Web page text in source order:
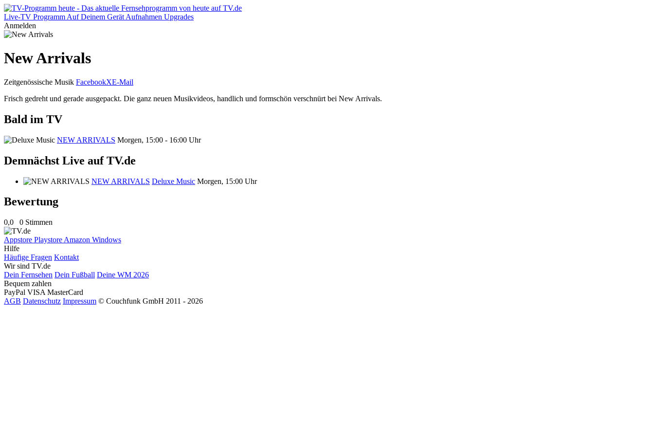
Live-TV Programm Auf Deinem Gerät Aufnahmen Upgrades
Anmelden
New Arrivals
Zeitgenössische Musik FacebookXE-Mail
Frisch gedreht und gerade ausgepackt. Die ganz neuen Musikvideos, handlich und formschön verschnürt bei New Arrivals.
Bald im TV
NEW ARRIVALS Morgen, 15:00 - 16:00 Uhr
Demnächst Live auf TV.de
NEW ARRIVALS Deluxe Music Morgen, 15:00 Uhr
Bewertung
0,0 0 Stimmen
Appstore Playstore Amazon Windows
Hilfe
Häufige Fragen Kontakt
Wir sind TV.de
Dein Fernsehen Dein Fußball Deine WM 2026
Bequem zahlen
PayPal VISA MasterCard
AGB Datenschutz Impressum © Couchfunk GmbH 2011 - 2026